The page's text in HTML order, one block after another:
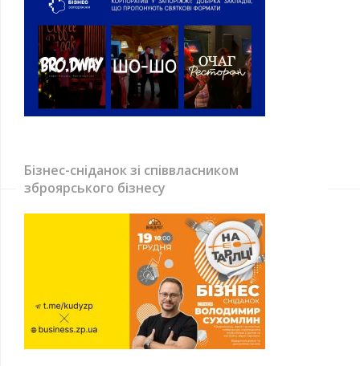
Бізнес-сніданок зі співвласником
зброярського бізнесу